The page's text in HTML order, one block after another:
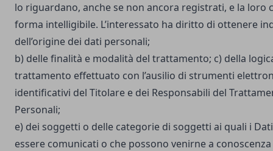
lo riguardano, anche se non ancora registrati, e la loro
forma intelligibile. L’interessato ha diritto di ottenere
dell’origine dei dati personali;
b) delle finalità e modalità del trattamento; c) della
trattamento effettuato con l’ausilio di strumenti
identificativi del Titolare e dei Responsabili del
Personali;
e) dei soggetti o delle categorie di soggetti ai quali i
essere comunicati o che possono venirne a